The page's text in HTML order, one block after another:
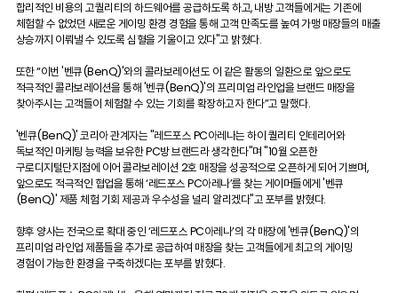
합리적인 비용의 고퀄리티의 하드웨어를 공급하도록 하고, 내방 고객들에게는 기존에
체험할 수 없었던 새로운 게이밍 환경 경험을 통해 고객 만족도를 높여 가맹 매장들의 매출
상승까지 이뤄낼 수 있도록 심혈을 기울이고 있다"고 밝혔다.
또한 “이번 '벤큐(BenQ)'와의 콜라보레이션도 이 같은 활동의 일환으로 앞으로도
적극적인 콜라보레이션을 통해 '벤큐(BenQ)'의 프리미엄 라인업을 브랜드 매장을
찾아주시는 고객들이 체험할 수 있는 기회를 확장하고자 한다”고 말했다.
'벤큐(BenQ)' 코리아 관계자는 "레드포스 PC아레나는 하이 퀄리티 인테리어와
독보적인 마케팅 능력을 보유한 PC방 브랜드라 생각한다"며 "10월 오픈한
구로디지털단지점에 이어 콜라보레이션 2호 매장을 성공적으로 오픈하게 되어 기쁘며,
앞으로도 적극적인 협업을 통해 ‘레드포스 PC아레나’를 찾는 게이머들에게 '벤큐
(BenQ)' 제품 체험 기회 제공과 우수성을 널리 알리겠다"고 포부를 밝혔다.
향후 양사는 전국으로 확대 중인 ‘레드포스 PC아레나’의 각 매장에 '벤큐(BenQ)'의
프리미엄 라인업 제품들을 추가로 공급하여 매장을 찾는 고객들에게 최고의 게이밍
경험이 가능한 환경을 구축하겠다는 포부를 밝혔다.